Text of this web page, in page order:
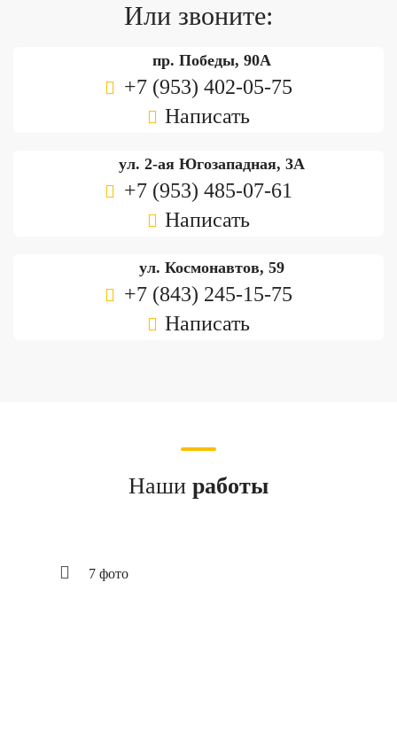
Или звоните:
пр. Победы, 90А
+7 (953) 402-05-75
Написать
ул. 2-ая Югозападная, 3А
+7 (953) 485-07-61
Написать
ул. Космонавтов, 59
+7 (843) 245-15-75
Написать
Наши работы
7 фото